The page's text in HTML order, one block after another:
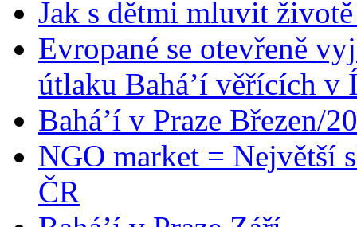
Jak s dětmi mluvit
Evropané se otevřeně
útlaku Bahá’í věřících v
Bahá’í v Praze Březen/
NGO market = Největší
ČR